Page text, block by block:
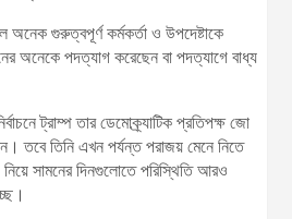
অনেক গুরুত্বপূর্ণ কর্মকর্তা ও উপদেষ্টাকে
অনেকে পদত্যাগ করেছেন বা পদত্যাগে বাধ্য
ট্রাম্প তার ডেমোক্র্যাটিক প্রতিপক্ষ জো
তবে তিনি এখন পর্যন্ত পরাজয় মেনে নিতে
সামনের দিনগুলোতে পরিস্থিতি আরও